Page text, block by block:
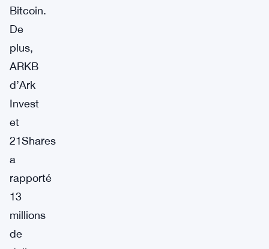
Bitcoin.
De
plus,
ARKB
d’Ark
Invest
et
21Shares
a
rapporté
13
millions
de